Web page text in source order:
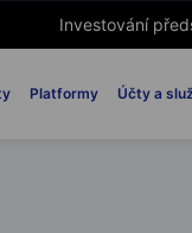
Investování
Platformy Účty a